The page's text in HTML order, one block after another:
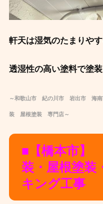
軒天は湿気のたまりや
透湿性の高い塗料で塗
～和歌山市 紀の川市 岩出市 海
装 屋根塗装 専門店～
■【橋本市
装・屋根塗装
キング工事